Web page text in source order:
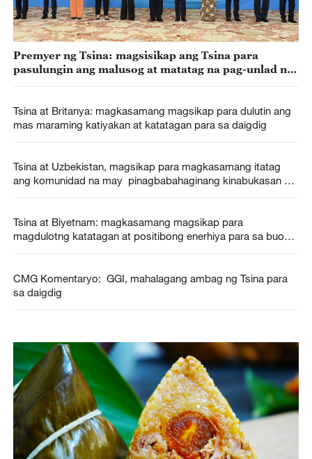
Premyer ng Tsina: magsisikap ang Tsina para
pasulungin ang malusog at matatag na pag-unlad ng
Tsina at Britanya: magkasamang magsikap para dulutin ang
mas maraming katiyakan at katatagan para sa daigdig
Tsina at Uzbekistan, magsikap para magkasamang itatag
ang komunidad na may pinagbabahaginang kinabukasan ng
Tsina at Biyetnam: magkasamang magsikap para
magdulotng katatagan at positibong enerhiya para sa buong
CMG Komentaryo: GGI, mahalagang ambag ng Tsina para
sa daigdig